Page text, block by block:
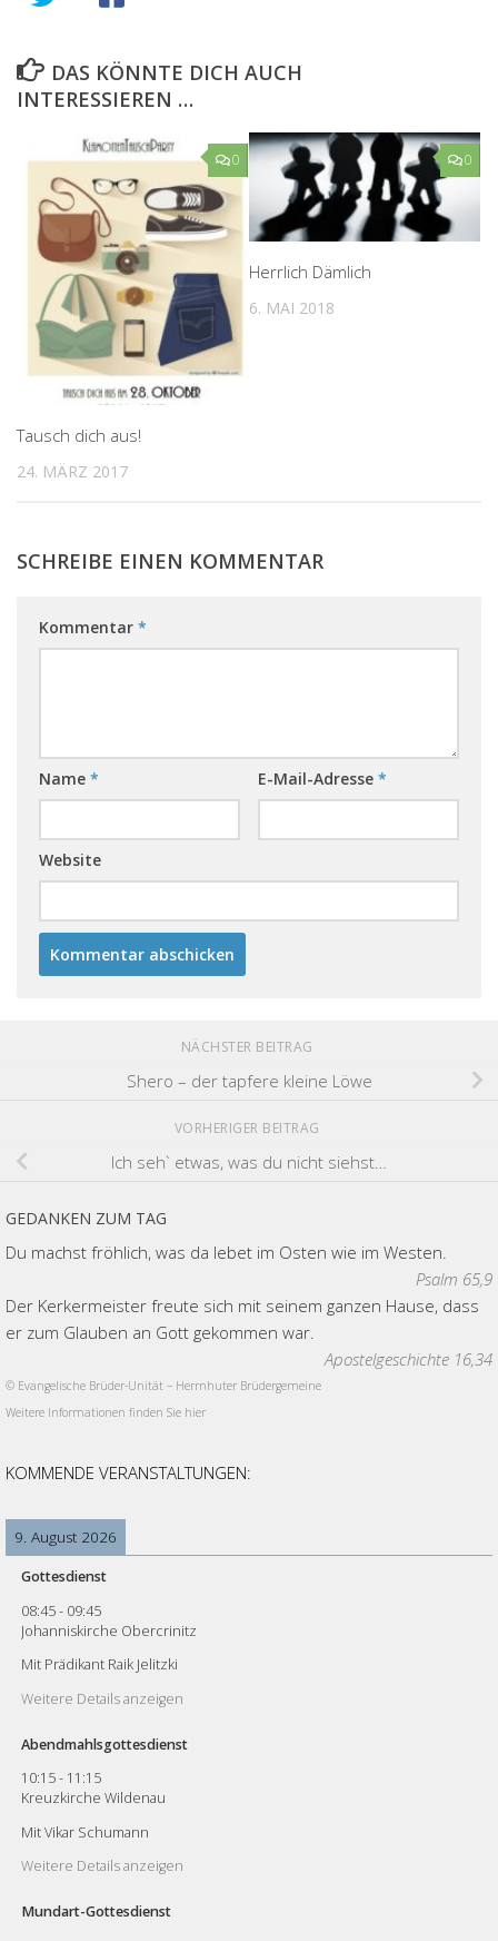
DAS KÖNNTE DICH AUCH
INTERESSIEREN …
0
Tausch dich aus!
24. MÄRZ 2017
0
Herrlich Dämlich
6. MAI 2018
SCHREIBE EINEN KOMMENTAR
Kommentar *
Name * E-Mail-Adresse *
Website
NÄCHSTER BEITRAG
Shero – der tapfere kleine Löwe
VORHERIGER BEITRAG
Ich seh` etwas, was du nicht siehst…
GEDANKEN ZUM TAG
Du machst fröhlich, was da lebet im Osten wie im Westen.
Psalm 65,9
Der Kerkermeister freute sich mit seinem ganzen Hause, dass
er zum Glauben an Gott gekommen war.
Apostelgeschichte 16,34
© Evangelische Brüder-Unität – Herrnhuter Brüdergemeine
Weitere Informationen finden Sie hier
KOMMENDE VERANSTALTUNGEN:
9. August 2026
Gottesdienst
08:45- 09:45
Johanniskirche Obercrinitz
Mit Prädikant Raik Jelitzki
Weitere Details anzeigen
Abendmahlsgottesdienst
10:15- 11:15
Kreuzkirche Wildenau
Mit Vikar Schumann
Weitere Details anzeigen
Mundart-Gottesdienst